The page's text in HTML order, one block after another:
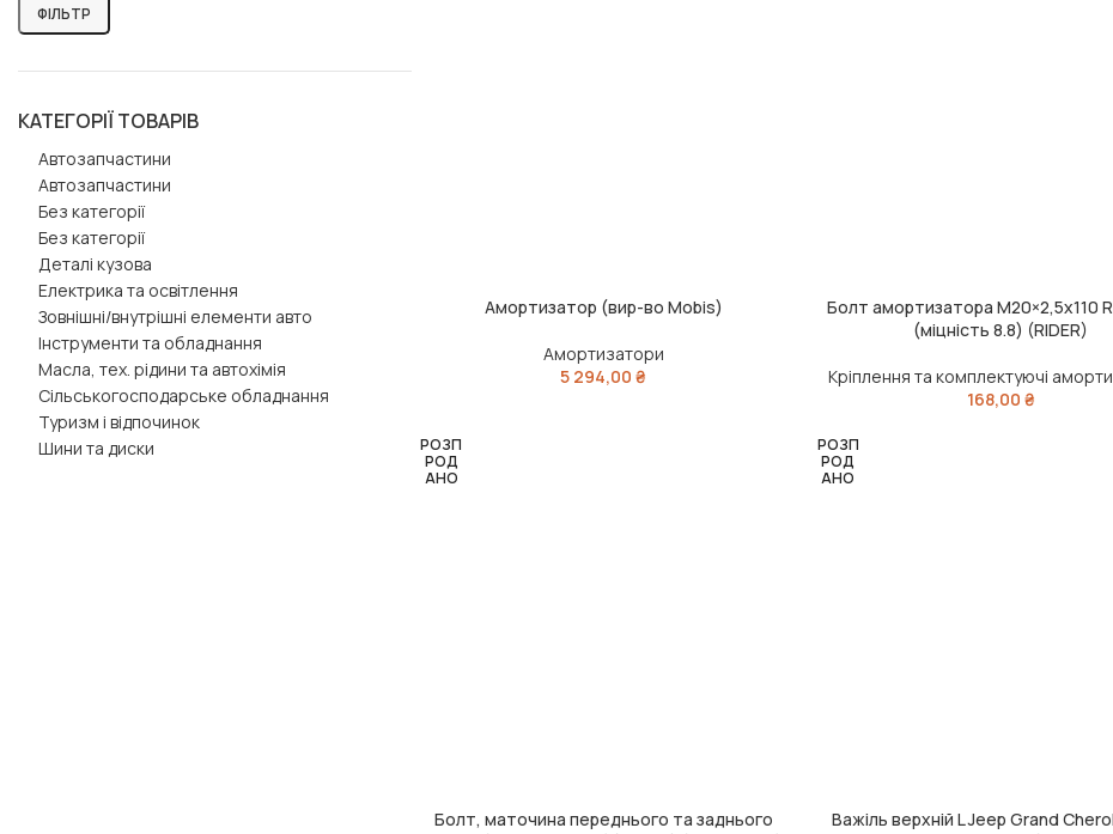
ФІЛЬТР
КАТЕГОРІЇ ТОВАРІВ
Автозапчастини
Автозапчастини
Без категорії
Без категорії
Деталі кузова
Електрика та освітлення
Зовнішні/внутрішні елементи авто
Інструменти та обладнання
Масла, тех. рідини та автохімія
Сільськогосподарське обладнання
Туризм і відпочинок
Шини та диски
ЧИТАТИ ДАЛІАмортизатор (вир-во Mobis)
Амортизатори
5 294,00₴
ЧИТАТИ ДАЛІ
Болт амортизатора М20×2,5х110
(міцність 8.8) (RIDER)
Кріплення та комплектуючі
168,00 ₴
РОЗП
РОД
АНО
ЧИТАТИ ДАЛІ
Болт, маточина переднього та заднього
РОЗП
РОД
АНО
ЧИТАТИ ДАЛІ
Важіль верхній L Jeep Grand